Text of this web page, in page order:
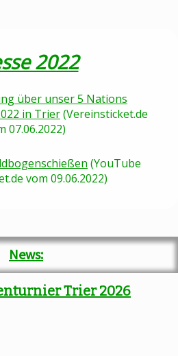
2022
über unser 5 Nations
in Trier(Vereinsticket.de
07.06.2022)
(YouTube
vom 09.06.2022)
News:
Trier 2026